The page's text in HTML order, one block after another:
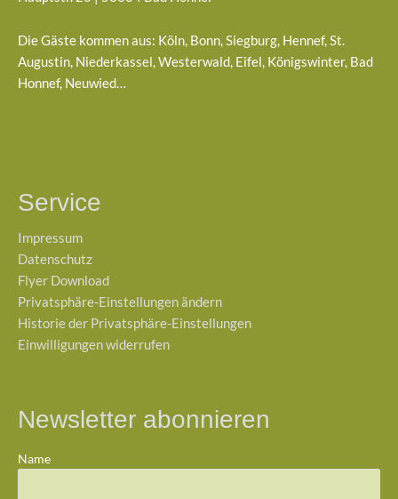
Die Gäste kommen aus: Köln, Bonn, Siegburg, Hennef, St.
Augustin, Niederkassel, Westerwald, Eifel, Königswinter, Bad
Honnef, Neuwied…
Service
Impressum
Datenschutz
Flyer Download
Privatsphäre-Einstellungen ändern
Historie der Privatsphäre-Einstellungen
Einwilligungen widerrufen
Newsletter abonnieren
Name